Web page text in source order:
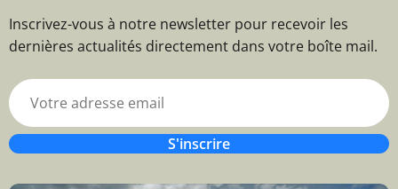
Inscrivez-vous à notre newsletter pour recevoir les
dernières actualités directement dans votre boîte mail.
S'inscrire